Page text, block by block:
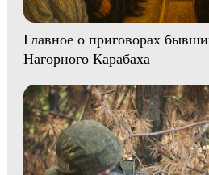
Главное о приговорах
Нагорного Карабаха